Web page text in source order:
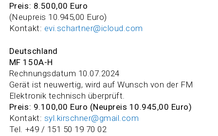
Preis: 8.500,00 Euro
(Neupreis 10.945,00 Euro)
Kontakt: evi.schartner@icloud.com
Deutschland
MF 150A-H
Rechnungsdatum 10.07.2024
Gerät ist neuwertig, wird auf Wunsch von der FM
Elektronik technisch überprüft.
Preis: 9.100,00 Euro (Neupreis 10.945,00 Euro)
Kontakt: syl.kirschner@gmail.com
Tel. +49 / 151 50 19 70 02